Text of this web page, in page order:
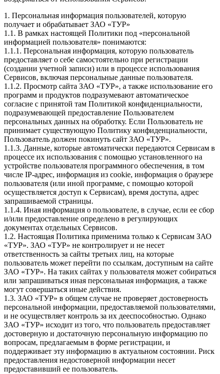
1. Персональная информация пользователей, которую
получает и обрабатывает ЗАО «ТУР»
1.1. В рамках настоящей Политики под «персональной
информацией пользователя» понимаются:
1.1.1. Персональная информация, которую пользователь
предоставляет о себе самостоятельно при регистрации
(создании учетной записи) или в процессе использования
Сервисов, включая персональные данные пользователя.
1.1.2. Просмотр сайта ЗАО «ТУР», а также использование его
программ и продуктов подразумевают автоматическое
согласие с принятой там Политикой конфиденциальности,
подразумевающей предоставление Пользователем
персональных данных на обработку. Если Пользователь не
принимает существующую Политику конфиденциальности,
Пользователь должен покинуть сайт ЗАО «ТУР».
1.1.3. Данные, которые автоматически передаются Сервисам в
процессе их использования с помощью установленного на
устройстве пользователя программного обеспечения, в том
числе IP-адрес, информация из cookie, информация о браузере
пользователя (или иной программе, с помощью которой
осуществляется доступ к Сервисам), время доступа, адрес
запрашиваемой страницы.
1.1.4. Иная информация о пользователе, в случае, если ее сбор
и/или предоставление определено в регулирующих
документах отдельных Сервисов.
1.2. Настоящая Политика применима только к Сервисам ЗАО
«ТУР». ЗАО «ТУР» не контролирует и не несет
ответственность за сайты третьих лиц, на которые
пользователь может перейти по ссылкам, доступным на сайте
ЗАО «ТУР». На таких сайтах у пользователя может собираться
или запрашиваться иная персональная информация, а также
могут совершаться иные действия.
1.3. ЗАО «ТУР» в общем случае не проверяет достоверность
персональной информации, предоставляемой пользователями,
и не осуществляет контроль за их дееспособностью. Однако
ЗАО «ТУР» исходит из того, что пользователь предоставляет
достоверную и достаточную персональную информацию по
вопросам, предлагаемым в форме регистрации, и
поддерживает эту информацию в актуальном состоянии. Риск
предоставления недостоверной информации несет
предоставивший ее пользователь.